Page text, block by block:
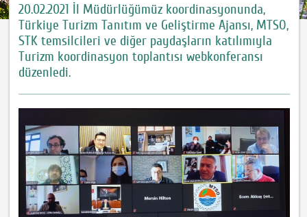
20.02.2021 İl Müdürlüğümüz koordinasyonunda,
Türkiye Turizm Tanıtım ve Geliştirme Ajansı, MTSO,
STK temsilcileri ve diğer paydaşların katılımıyla
Turizm koordinasyon toplantısı webkonferansı
düzenledi.